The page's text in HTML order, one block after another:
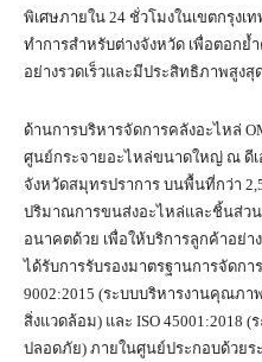
พิเศษภายใน 24 ชั่วโมงในเขตกรุง
ทำการสำหรับต่างจังหวัด เพื่อตอกย้
อย่างรวดเร็วและมีประสิทธิภาพสูงสุ
ด้านการบริหารจัดการคลังอะไหล่
ศูนย์กระจายอะไหล่ขนาดใหญ่ ณ ดี
จังหวัดสมุทรปราการ บนพื้นที่กว่า
ปริมาณการขนส่งอะไหล่และชิ้นส่ว
อนาคตด้วย เพื่อให้บริการลูกค้าอย่
ได้รับการรับรองมาตรฐานการจัดกา
9002:2015 (ระบบบริหารงานคุณภา
สิ่งแวดล้อม) และ ISO 45001:2018
ปลอดภัย) ภายในศูนย์ประกอบด้วย